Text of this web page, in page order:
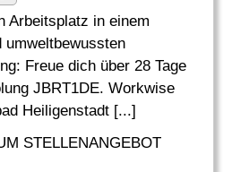
Arbeitsplatz in einem
Freue dich über 28 Tage
JBRT1DE. Workwise
Heiligenstadt [...]
STELLENANGEBOT